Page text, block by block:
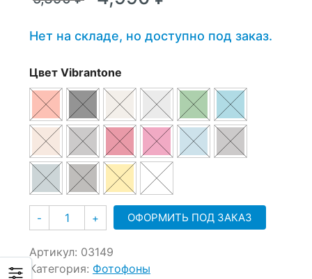
цена
5,390 ₽.
цена:
Нет на складе, но доступно под заказ.
Цвет Vibrantone
- Количество
+ ОФОРМИТЬ ПОД ЗАКАЗ
Артикул: 03149
Категория: Фотофоны